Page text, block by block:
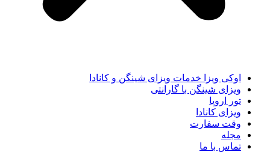
اوکی ویزا خدمات ویزای شینگن و کانادا
ویزای شینگن با گارانتی
تور اروپا
ویزای کانادا
وقت سفارت
مجله
تماس با ما